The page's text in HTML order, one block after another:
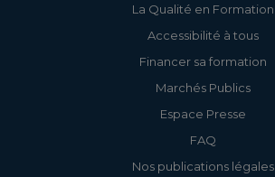
La Qualité en Formation
Accessibilité à tous
Financer sa formation
Marchés Publics
Espace Presse
FAQ
Nos publications légales